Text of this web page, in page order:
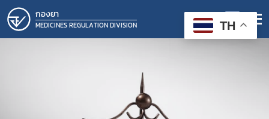
กองยา
MEDICINES REGULATION DIVISION TH